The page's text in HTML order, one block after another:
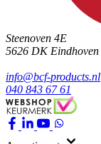
Steenoven 4E
5626 DK Eindhoven
info@bcf-products.nl
040 843 67 61